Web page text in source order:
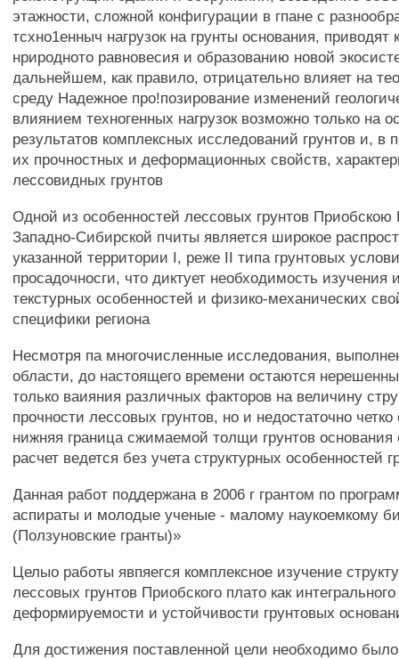
этажности, сложной конфигурации в гпане с
тсхно1енныч нагрузок на грунты основания,
нриродното равновесия и образованию новой
дальнейшем, как правило, отрицательно влияет на
среду Надежное про!позирование изменений
влиянием техногенных нагрузок возможно только на
результатов комплексных исследований грунтов и, в
их прочностных и деформационных свойств,
лессовидных грунтов
Одной из особенностей лессовых грунтов Приобскою
Западно-Сибирской пчиты является широкое
указанной территории I, реже II типа грунтовых
просадочносги, что диктует необходимость изучения
текстурных особенностей и физико-механических
специфики региона
Несмотря па многочисленные исследования,
области, до настоящего времени остаются
только ваияния различных факторов на величину
прочности лессовых грунтов, но и недостаточно четко
нижняя граница сжимаемой толщи грунтов
расчет ведется без учета структурных особенностей
Данная работ поддержана в 2006 г грантом по
аспираты и молодые ученые - малому наукоемкому
(Ползуновские гранты)»
Целыо работы явпяегся комплексное изучение
лессовых грунтов Приобского плато как
деформируемости и устойчивости грунтовых
Для достижения поставленной цели необходимо